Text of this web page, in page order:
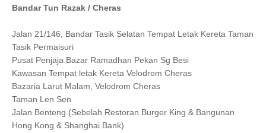
Bandar Tun Razak / Cheras
Jalan 21/146, Bandar Tasik Selatan Tempat Letak Kereta Taman
Tasik Permaisuri
Pusat Penjaja Bazar Ramadhan Pekan Sg Besi
Kawasan Tempat letak Kereta Velodrom Cheras
Bazaria Larut Malam, Velodrom Cheras
Taman Len Sen
Jalan Benteng (Sebelah Restoran Burger King & Bangunan
Hong Kong & Shanghai Bank)